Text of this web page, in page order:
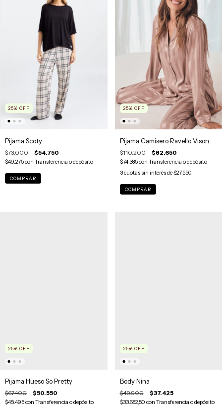
25% OFF
Pijama Scoty
$73.000 $54.750
$49.275con Transferencia o depósito
COMPRAR
25% OFF
Pijama Camisero Ravello Vison
$110.200 $82.650
$74.385con Transferencia o depósito
3cuotas sin interés de$27.550
COMPRAR
25% OFF
Pijama Hueso So Pretty
$67.400 $50.550
$45.495con Transferencia o depósito
25% OFF
Body Nina
$49.900 $37.425
$33.682,50 con Transferencia o depósito